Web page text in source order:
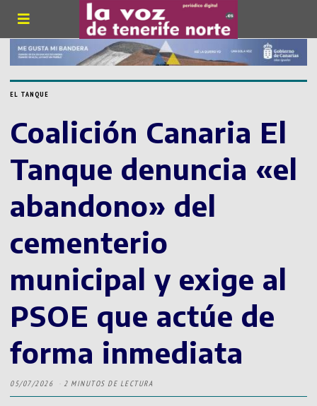
EL TANQUE
Coalición Canaria El
Tanque denuncia «el
abandono» del
cementerio
municipal y exige al
PSOE que actúe de
forma inmediata
05/07/2026 2 MINUTOS DE LECTURA